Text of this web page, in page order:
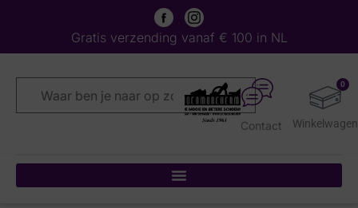
Gratis verzending vanaf € 100 in NL
0
Contact